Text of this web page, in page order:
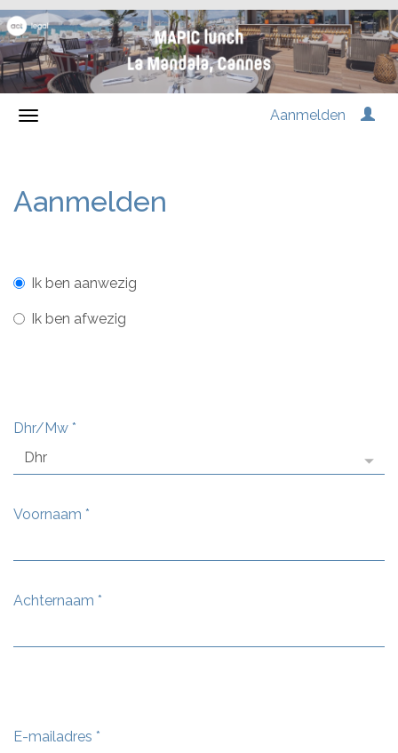
Aanmelden
Aanmelden
Ik ben aanwezig
Ik ben afwezig
Dhr/Mw *
Voornaam *
Achternaam *
E-mailadres *